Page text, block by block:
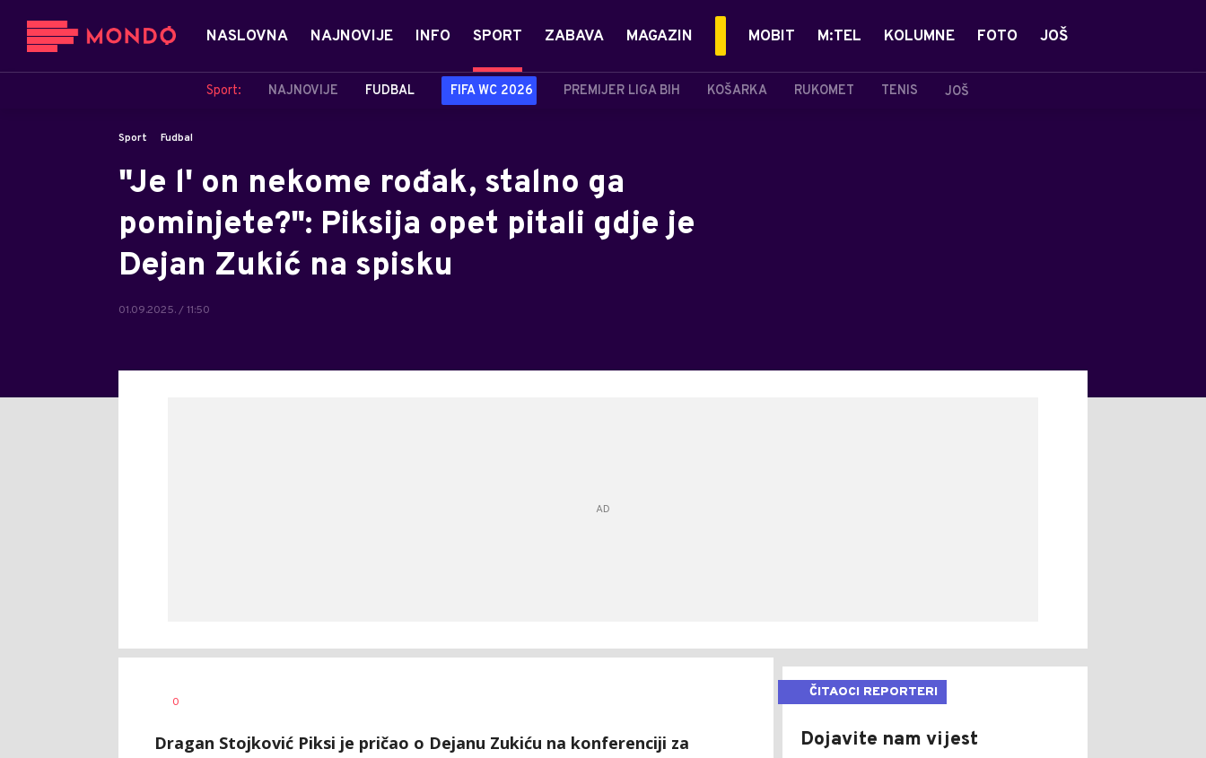
NASLOVNA NAJNOVIJE INFO SPORT
Sport: NAJNOVIJE FUDBAL FIFA WC 2026 PREMIJER LIGA BIH KOŠARKA RUKOMET TENIS JOŠ
ZABAVA MAGAZIN MOBIT M:TEL KOLUMNE FOTO JOŠ
Sport Fudbal
"Je l' on nekome rođak, stalno ga
pominjete?": Piksija opet pitali gdje je
Dejan Zukić na spisku
01.09.2025. / 11:50
AUTOR
0
Dragan Stojković Piksi je pričao o Dejanu Zukiću na konferenciji za
ČITAOCI REPORTERI
Dojavite nam vijest